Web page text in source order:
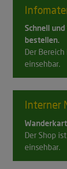
Schnell
bestellen.
Der
einsehbar.
Interner
Der Shop
einsehbar.